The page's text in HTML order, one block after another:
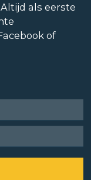
als eerste
of